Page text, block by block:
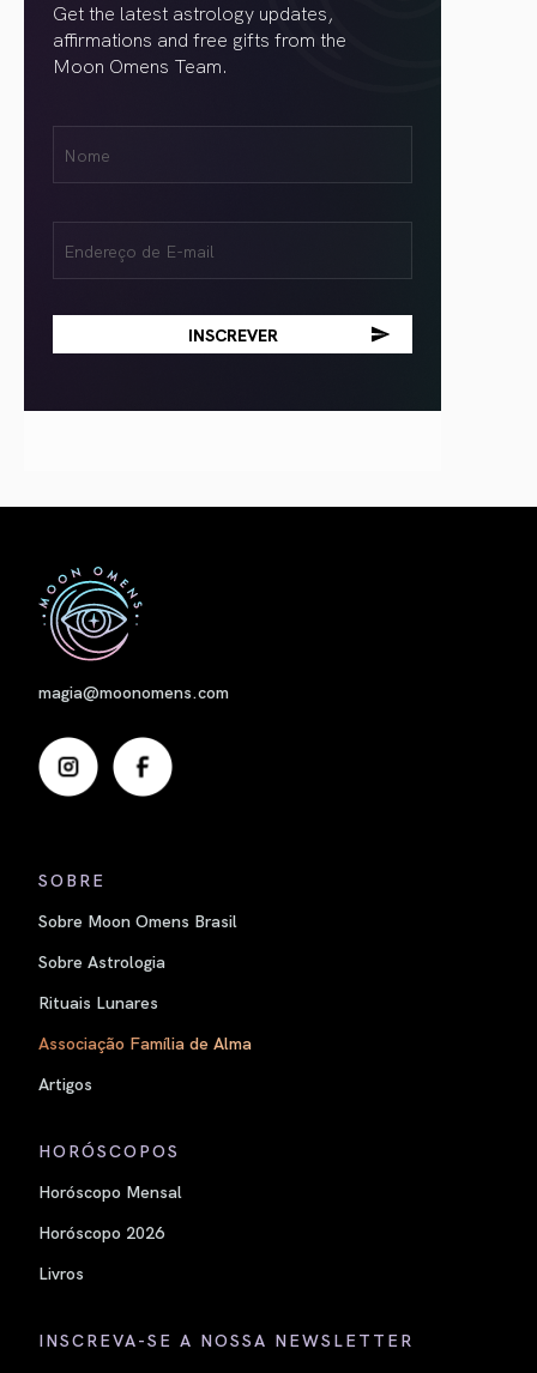
Get the latest astrology updates,
affirmations and free gifts from the
Moon Omens Team.
(obrigatório)
(obrigatório)
magia@moonomens.com
SOBRE
Sobre Moon Omens Brasil
Sobre Astrologia
Rituais Lunares
Associação Família de Alma
Artigos
HORÓSCOPOS
Horóscopo Mensal
Horóscopo 2026
Livros
INSCREVA-SE A NOSSA NEWSLETTER
Nome